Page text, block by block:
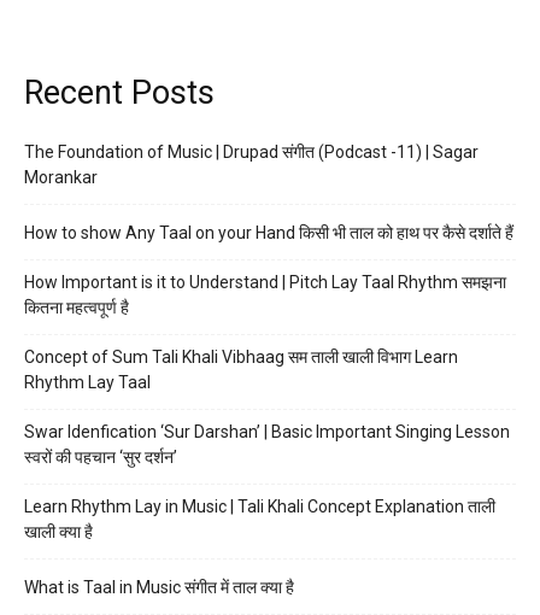
Recent Posts
The Foundation of Music | Drupad संगीत (Podcast -11) | Sagar
Morankar
How to show Any Taal on your Hand किसी भी ताल को हाथ पर कैसे दर्शाते हैं
How Important is it to Understand | Pitch Lay Taal Rhythm समझना
कितना महत्वपूर्ण है
Concept of Sum Tali Khali Vibhaag सम ताली खाली विभाग Learn
Rhythm Lay Taal
Swar Idenfication ‘Sur Darshan’ | Basic Important Singing Lesson
स्वरों की पहचान ‘सुर दर्शन’
Learn Rhythm Lay in Music | Tali Khali Concept Explanation ताली
खाली क्या है
What is Taal in Music संगीत में ताल क्या है